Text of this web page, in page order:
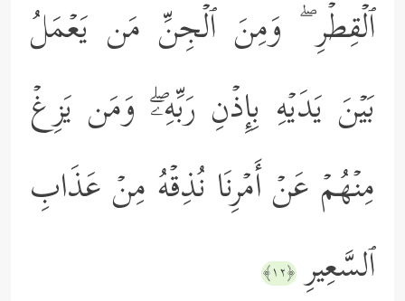
ٱلۡقِطۡرِ ۖ وَمِنَ ٱلۡجِنِّ مَن یَعۡمَلُ
بَیۡنَ یَدَیۡهِ بِإِذۡنِ رَبِّهِۦۖ وَمَن یَزِغۡ
مِنۡهُمۡ عَنۡ أَمۡرِنَا نُذِقۡهُ مِنۡ عَذَابِ
ٱلسَّعِیرِ ﴿١٢﴾